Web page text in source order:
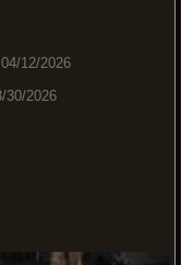
12/2026
30/2026